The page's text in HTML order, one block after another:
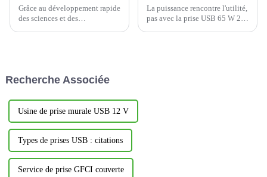
Grâce au développement rapide
des sciences et des
marché de la maison connectée
La puissance rencontre l'utilité,
pas avec la prise USB 65 W 20
Recherche Associée
Usine de prise murale USB 12 V
Types de prises USB : citations
Service de prise GFCI couverte